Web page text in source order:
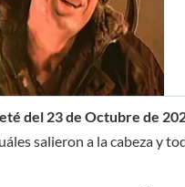
del 23 de Octubre de
salieron a la cabeza y